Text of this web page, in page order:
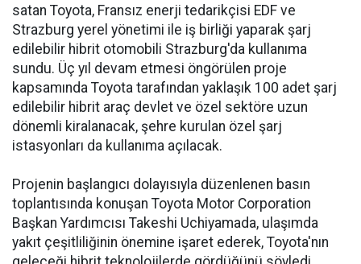
satan Toyota, Fransız enerji tedarikçisi EDF ve
Strazburg yerel yönetimi ile iş birliği yaparak şarj
edilebilir hibrit otomobili Strazburg'da kullanıma
sundu. Üç yıl devam etmesi öngörülen proje
kapsamında Toyota tarafından yaklaşık 100 adet şarj
edilebilir hibrit araç devlet ve özel sektöre uzun
dönemli kiralanacak, şehre kurulan özel şarj
istasyonları da kullanıma açılacak.
Projenin başlangıcı dolayısıyla düzenlenen basın
toplantısında konuşan Toyota Motor Corporation
Başkan Yardımcısı Takeshi Uchiyamada, ulaşımda
yakıt çeşitliliğinin önemine işaret ederek, Toyota'nın